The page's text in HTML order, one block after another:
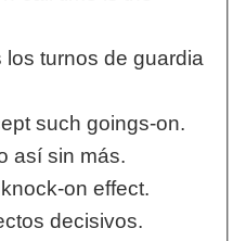
turnos de guardia
such goings-on.
así sin más.
on effect.
decisivos.